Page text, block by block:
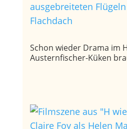
Schon wieder Drama im
Austernfischer-Küken